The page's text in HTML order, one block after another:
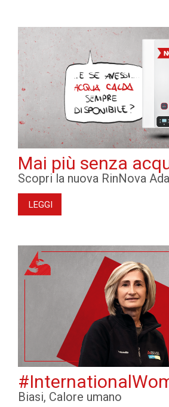
Mai più senza
Scopri la nuova RinNova
LEGGI
Biasi, Calore umano